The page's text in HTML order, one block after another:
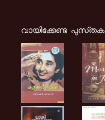
വായിക്കേണ്ട